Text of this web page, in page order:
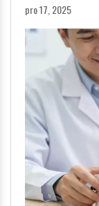
pro 17, 2025